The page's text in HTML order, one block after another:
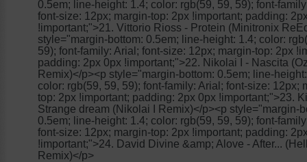
0.5em; line-height: 1.4; color: rgb(59, 59, 59); font-
font-size: 12px; margin-top: 2px !important; padding:
!important;">21. Vittorio Rioss - Protein (Minitronix
style="margin-bottom: 0.5em; line-height: 1.4; color:
59); font-family: Arial; font-size: 12px; margin-top: 2px
padding: 2px 0px !important;">22. Nikolai I - Nascita
Remix)</p><p style="margin-bottom: 0.5em; line-
color: rgb(59, 59, 59); font-family: Arial; font-size: 12px;
top: 2px !important; padding: 2px 0px !important;">23.
Strange dream (Nikolai I Remix)</p><p style="margin-
0.5em; line-height: 1.4; color: rgb(59, 59, 59); font-
font-size: 12px; margin-top: 2px !important; padding:
!important;">24. David Divine &amp; Alove - After...
Remix)</p>